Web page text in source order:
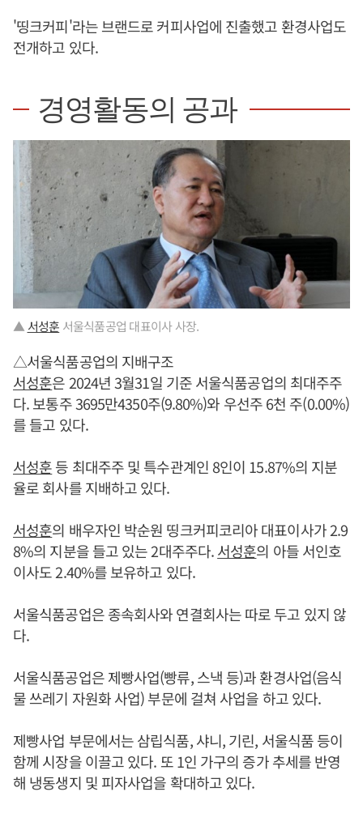
'띵크커피'라는 브랜드로 커피사업에 진출했고 환경사업도
전개하고 있다.
경영활동의 공과
▲ 서성훈 서울식품공업 대표이사 사장.
△서울식품공업의 지배구조
서성훈은 2024년 3월31일 기준 서울식품공업의 최대주주
다. 보통주 3695만4350주(9.80%)와 우선주 6천 주(0.00%)
를 들고 있다.
서성훈등 최대주주 및 특수관계인 8인이 15.87%의 지분
율로 회사를 지배하고 있다.
서성훈의 배우자인 박순원 띵크커피코리아 대표이사가 2.9
8%의 지분을 들고 있는 2대주주다.서성훈의 아들 서인호
이사도 2.40%를 보유하고 있다.
서울식품공업은 종속회사와 연결회사는 따로 두고 있지 않
다.
서울식품공업은 제빵사업(빵류, 스낵 등)과 환경사업(음식
물 쓰레기 자원화 사업) 부문에 걸쳐 사업을 하고 있다.
제빵사업 부문에서는 삼립식품, 샤니, 기린, 서울식품 등이
함께 시장을 이끌고 있다. 또 1인 가구의 증가 추세를 반영
해 냉동생지 및 피자사업을 확대하고 있다.